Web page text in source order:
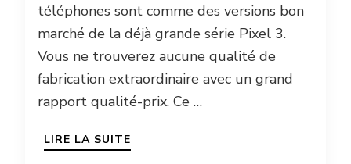
téléphones sont comme des versions bon
marché de la déjà grande série Pixel 3.
Vous ne trouverez aucune qualité de
fabrication extraordinaire avec un grand
rapport qualité-prix. Ce …
LIRE LA SUITE